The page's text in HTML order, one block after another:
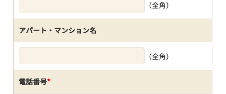
（全角）
アパート・マンション名
（全角）
電話番号*